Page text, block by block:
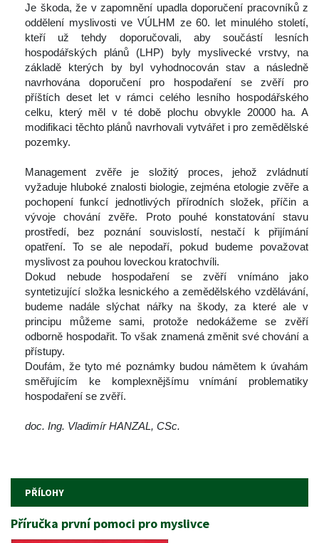
Je škoda, že v zapomnění upadla doporučení pracovníků z
oddělení myslivosti ve VÚLHM ze 60. let minulého století,
kteří už tehdy doporučovali, aby součástí lesních
hospodářských plánů (LHP) byly myslivecké vrstvy, na
základě kterých by byl vyhodnocován stav a následně
navrhována doporučení pro hospodaření se zvěří pro
příštích deset let v rámci celého lesního hospodářského
celku, který měl v té době plochu obvykle 20000 ha. A
modifikaci těchto plánů navrhovali vytvářet i pro zemědělské
pozemky.
Management zvěře je složitý proces, jehož zvládnutí
vyžaduje hluboké znalosti biologie, zejména etologie zvěře a
pochopení funkcí jednotlivých přírodních složek, příčin a
vývoje chování zvěře. Proto pouhé konstatování stavu
prostředí, bez poznání souvislostí, nestačí k přijímání
opatření. To se ale nepodaří, pokud budeme považovat
myslivost za pouhou loveckou kratochvíli.
Dokud nebude hospodaření se zvěří vnímáno jako
yntetizující složka lesnického a zemědělského vzdělávání,
budeme nadále slýchat nářky na škody, za které ale v
principu můžeme sami, protože nedokážeme se zvěří
odborně hospodařit. To však znamená změnit své chování a
přístupy.
Doufám, že tyto mé poznámky budou námětem k úvahám
měřujícím ke komplexnějšímu vnímání problematiky
hospodaření se zvěří.
doc. Ing. Vladimír HANZAL, CSc.
PŘÍLOHY
Příručka první pomoci pro myslivce